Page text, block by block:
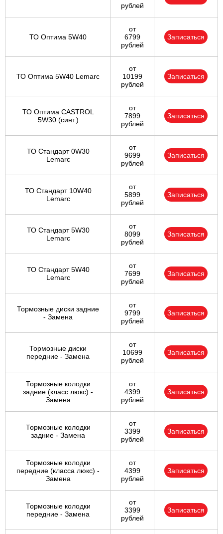
рублей
ТО Оптима 5W40
от
6799
рублей
Записаться
ТО Оптима 5W40 Lemarc
от
10199
рублей
Записаться
ТО Оптима CASTROL
5W30 (синт.)
от
7899
рублей
Записаться
ТО Стандарт 0W30
Lemarc
от
9699
рублей
Записаться
ТО Стандарт 10W40
Lemarc
от
5899
рублей
Записаться
ТО Стандарт 5W30
Lemarc
от
8099
рублей
Записаться
ТО Стандарт 5W40
Lemarc
от
7699
рублей
Записаться
Тормозные диски задние
- Замена
от
9799
рублей
Записаться
Тормозные диски
передние - Замена
от
10699
рублей
Записаться
Тормозные колодки
задние (класс люкс) -
Замена
от
4399
рублей
Записаться
Тормозные колодки
задние - Замена
от
3399
рублей
Записаться
Тормозные колодки
передние (класса люкс) -
Замена
от
4399
рублей
Записаться
Тормозные колодки
передние - Замена
от
3399
рублей
Записаться